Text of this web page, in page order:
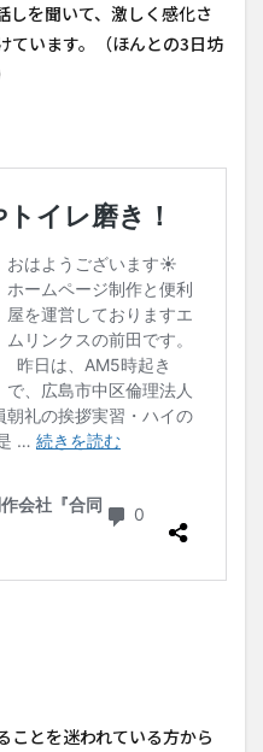
しを聞いて、激しく感化さ
ています。（ほんとの3日坊
ことを迷われている方から